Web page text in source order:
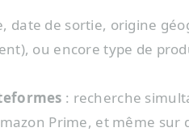
date de sortie, origine
ou encore type de
: recherche
Prime, et même sur